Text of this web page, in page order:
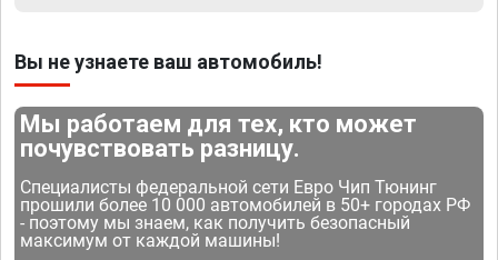
Вы не узнаете ваш автомобиль!
Мы работаем для тех, кто может
почувствовать разницу.
Специалисты федеральной сети Евро Чип Тюнинг
прошили более 10 000 автомобилей в 50+ городах РФ
- поэтому мы знаем, как получить безопасный
максимум от каждой машины!